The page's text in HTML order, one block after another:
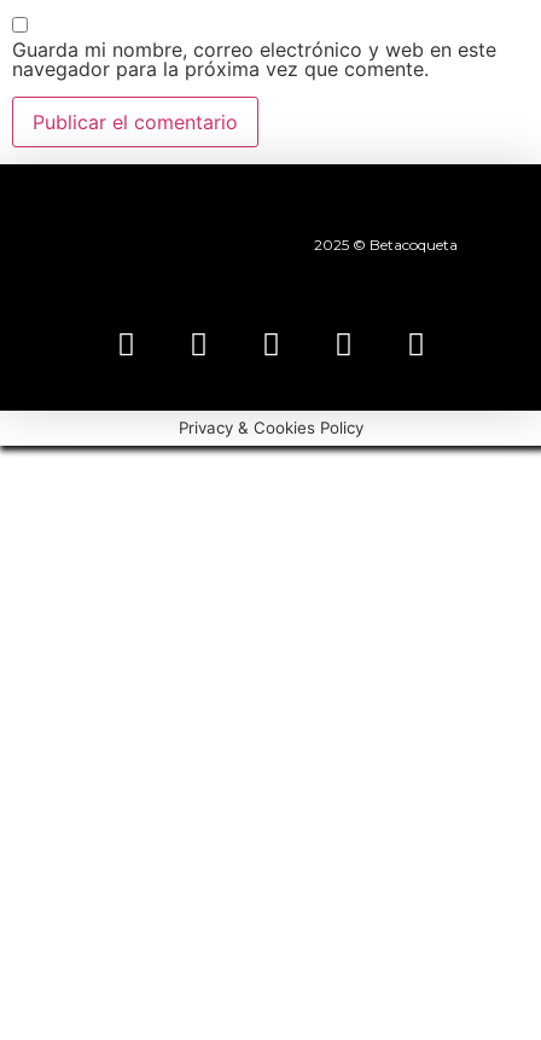
Guarda mi nombre, correo electrónico y web en este
navegador para la próxima vez que comente.
2025 © Betacoqueta
Privacy & Cookies Policy